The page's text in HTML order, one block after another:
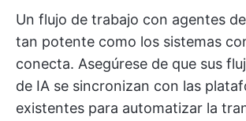
Un flujo de trabajo con agentes
tan potente como los sistemas
conecta. Asegúrese de que sus
de IA se sincronizan con las
existentes para automatizar la